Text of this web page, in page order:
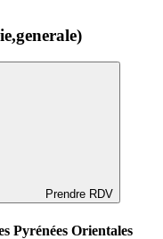
Prendre RDV
Pyrénées Orientales